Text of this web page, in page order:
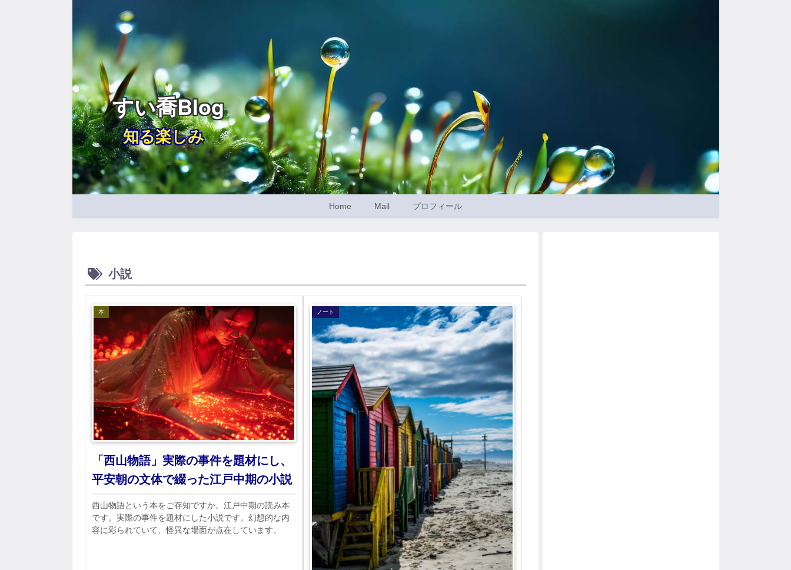
すい喬Blog
知る楽しみ
Home Mail プロフィール
小説
本
「西山物語」実際の事件を題材にし、
平安朝の文体で綴った江戸中期の小説
西山物語という本をご存知ですか。江戸中期の読み本
です。実際の事件を題材にした小説です。幻想的な内
容に彩られていて、怪異な場面が点在しています。
ノート